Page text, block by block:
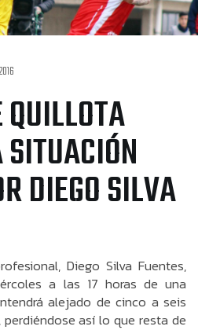
DIEGO SILVA
Diego Silva Fuentes,
a las 17 horas de una
alejado de cinco a seis
así lo que resta de